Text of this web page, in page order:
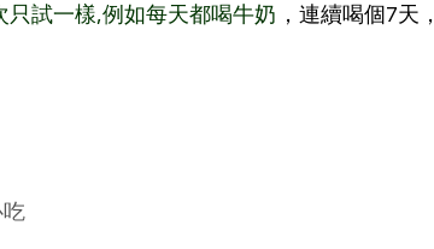
只試一樣,例如每天都喝牛奶 ，連續喝個7天，